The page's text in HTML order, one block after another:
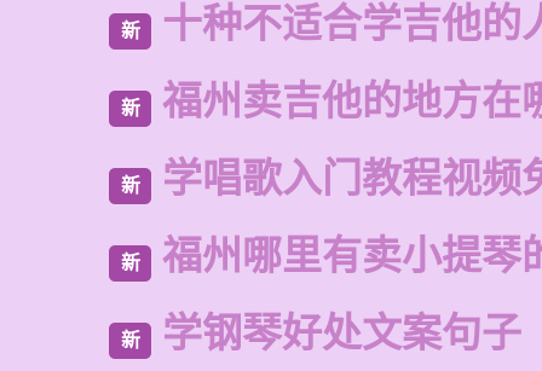
新 十种不适合学吉他的
新 福州卖吉他的地方在
新 学唱歌入门教程视频
新 福州哪里有卖小提琴
新 学钢琴好处文案句子